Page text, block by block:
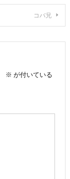
コバ兄
※ が付いている